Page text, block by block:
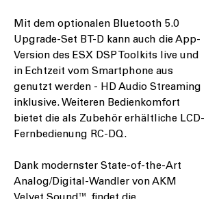
Mit dem optionalen Bluetooth 5.0
Upgrade-Set BT-D kann auch die App-
Version des ESX DSP Toolkits live und
in Echtzeit vom Smartphone aus
genutzt werden - HD Audio Streaming
inklusive. Weiteren Bedienkomfort
bietet die als Zubehör erhältliche LCD-
Fernbedienung RC-DQ.
Dank modernster State-of-the-Art
Analog/Digital-Wandler von AKM